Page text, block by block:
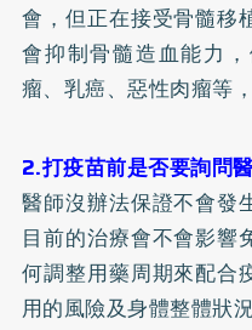
會，但正在接受骨髓移
會抑制骨髓造血能力
瘤、 乳癌、惡性肉瘤等
2.打疫苗前是否要詢問
醫師沒辦法保證不會發
目前的治療會不會影響
何調整用藥周期來配合
用的風險及身體整體狀